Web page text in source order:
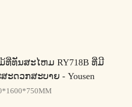
ມ້ທີ່ທັນສະໄຫມ RY718B ທີ່ມີ
ະດວກສະບາຍ - Yousen